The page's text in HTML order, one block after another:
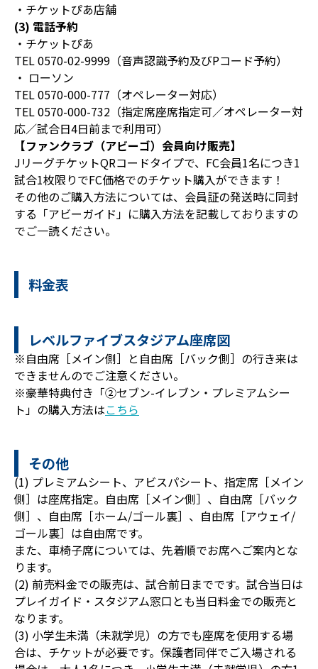
・チケットぴあ店舗
(3) 電話予約
・チケットぴあ
TEL 0570-02-9999（音声認識予約及びPコード予約）
・ ローソン
TEL 0570-000-777（オペレーター対応）
TEL 0570-000-732（指定席座席指定可／オペレーター対
応／試合日4日前まで利用可）
【ファンクラブ（アビーゴ）会員向け販売】
JリーグチケットQRコードタイプで、FC会員1名につき1
試合1枚限りでFC価格でのチケット購入ができます！
その他のご購入方法については、会員証の発送時に同封
する「アビーガイド」に購入方法を記載しておりますの
でご一読ください。
料金表
レベルファイブスタジアム座席図
※自由席［メイン側］と自由席［バック側］の行き来は
できませんのでご注意ください。
※豪華特典付き「②セブン-イレブン・プレミアムシー
ト」の購入方法はこちら
その他
(1) プレミアムシート、アビスパシート、指定席［メイン
側］は座席指定。自由席［メイン側］、自由席［バック
側］、自由席［ホーム/ゴール裏］、自由席［アウェイ/
ゴール裏］は自由席です。
また、車椅子席については、先着順でお席へご案内とな
ります。
(2) 前売料金での販売は、試合前日までです。試合当日は
プレイガイド・スタジアム窓口とも当日料金での販売と
なります。
(3) 小学生未満（未就学児）の方でも座席を使用する場
合は、チケットが必要です。保護者同伴でご入場される